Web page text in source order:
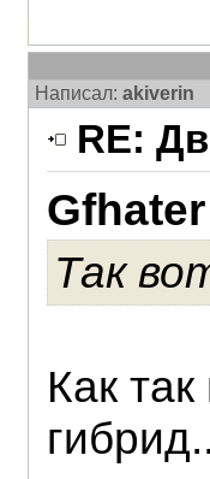
Написал: akiverin
RE:
Так
Как